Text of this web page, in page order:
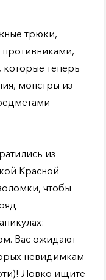
трюки,
противниками,
теперь
монстры из
из
Красной
чтобы
Вас ожидают
невидимкам
Ловко ищите